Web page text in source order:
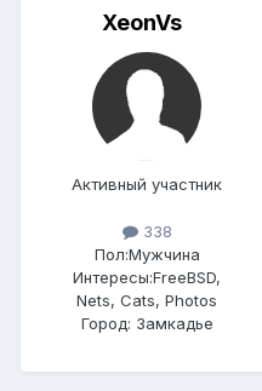
XeonVs
Активный участник
338
Пол:Мужчина
Интересы:FreeBSD,
Nets, Cats, Photos
Город: Замкадье